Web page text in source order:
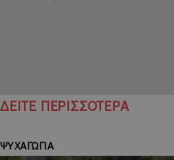
ΔΕΙΤΕ ΠΕΡΙΣΣΟΤΕΡΑ
ΨΥΧΑΓΩΓΙΑ